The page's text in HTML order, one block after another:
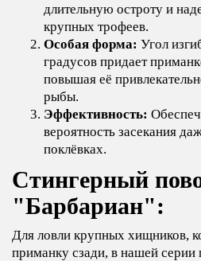
длительную остроту и
крупных трофеев.
Особая форма: Угол
градусов придает
повышая её
рыбы.
Эффективность:
вероятность засекания
поклёвках.
Стингерный
"Барбариан":
Для ловли крупных хищников,
приманку сзади, в нашей серии